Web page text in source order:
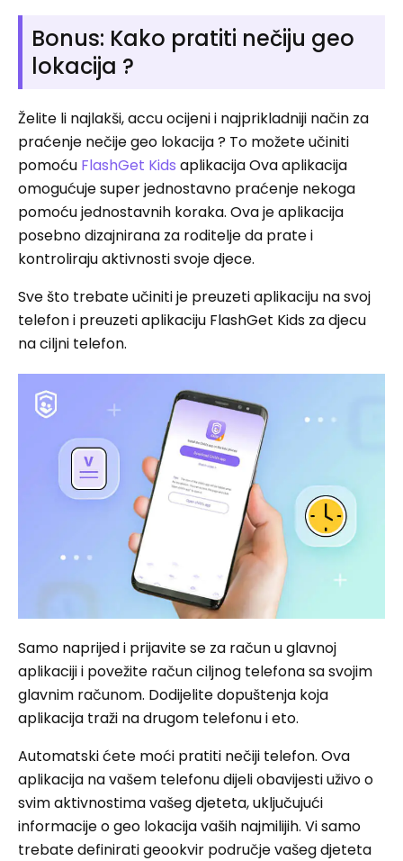
Bonus: Kako pratiti nečiju geo
lokacija ?
Želite li najlakši, accu ocijeni i najprikladniji način za
praćenje nečije geo lokacija ? To možete učiniti
pomoću FlashGet Kids aplikacija Ova aplikacija
omogućuje super jednostavno praćenje nekoga
pomoću jednostavnih koraka. Ova je aplikacija
posebno dizajnirana za roditelje da prate i
kontroliraju aktivnosti svoje djece.
Sve što trebate učiniti je preuzeti aplikaciju na svoj
telefon i preuzeti aplikaciju FlashGet Kids za djecu
na ciljni telefon.
Samo naprijed i prijavite se za račun u glavnoj
aplikaciji i povežite račun ciljnog telefona sa svojim
glavnim računom. Dodijelite dopuštenja koja
aplikacija traži na drugom telefonu i eto.
Automatski ćete moći pratiti nečiji telefon. Ova
aplikacija na vašem telefonu dijeli obavijesti uživo o
svim aktivnostima vašeg djeteta, uključujući
informacije o geo lokacija vaših najmilijih. Vi samo
trebate definirati geookvir područje vašeg djeteta